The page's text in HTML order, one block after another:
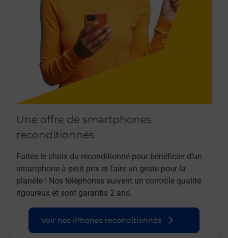
Une offre de smartphones
reconditionnés
Faites le choix du reconditionné pour bénéficier d’un
smartphone à petit prix et faire un geste pour la
planète ! Nos téléphones suivent un contrôle qualité
rigoureux et sont garantis 2 ans.
Voir nos iPhones reconditionnés